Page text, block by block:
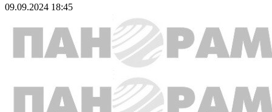
09.09.2024 18:45